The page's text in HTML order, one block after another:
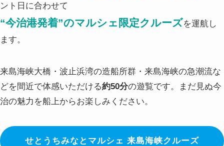
ント日に合わせて
“今治港発着”のマルシェ限定クルーズを運航し
ます。
来島海峡大橋・波止浜湾の造船所群・来島海峡の急潮流な
どを間近で体感いただける約50分の遊覧です。まだ見ぬ今
治の魅力を船上からお楽しみください。
せとうちみなとマルシェ 来島海峡クルーズ